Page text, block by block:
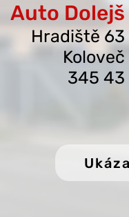
Auto Dolejš
Hradiště 63
Koloveč
345 43